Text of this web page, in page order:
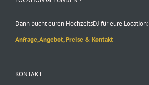
Dann bucht euren HochzeitsDJ für eure Location:
Anfrage, Angebot, Preise & Kontakt
KONTAKT